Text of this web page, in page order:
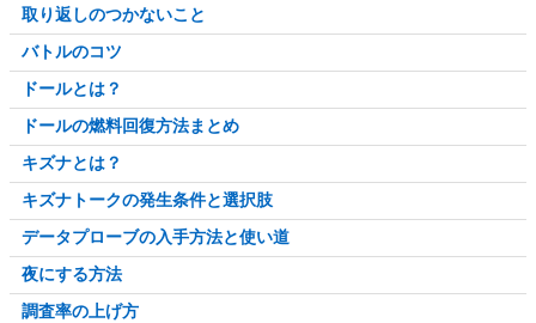
取り返しのつかないこと
バトルのコツ
ドールとは？
ドールの燃料回復方法まとめ
キズナとは？
キズナトークの発生条件と選択肢
データプローブの入手方法と使い道
夜にする方法
調査率の上げ方